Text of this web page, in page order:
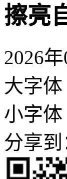
擦亮
2026
大字体
小字体
分享到